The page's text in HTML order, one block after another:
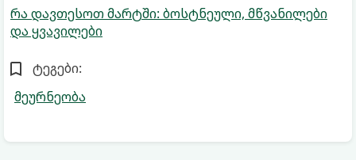
რა დავთესოთ მარტში: ბოსტნეული, მწვანილები
და ყვავილები
ტეგები:
მეურნეობა